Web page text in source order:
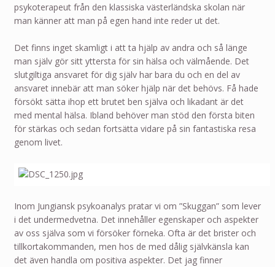
psykoterapeut från den klassiska västerländska skolan när
man känner att man på egen hand inte reder ut det.
Det finns inget skamligt i att ta hjälp av andra och så länge
man själv gör sitt yttersta för sin hälsa och välmående. Det
slutgiltiga ansvaret för dig själv har bara du och en del av
ansvaret innebär att man söker hjälp när det behövs. Få hade
försökt sätta ihop ett brutet ben själva och likadant är det
med mental hälsa. Ibland behöver man stöd den första biten
för stärkas och sedan fortsätta vidare på sin fantastiska resa
genom livet.
Inom Jungiansk psykoanalys pratar vi om ”Skuggan” som lever
i det undermedvetna. Det innehåller egenskaper och aspekter
av oss själva som vi försöker förneka. Ofta är det brister och
tillkortakommanden, men hos de med dålig självkänsla kan
det även handla om positiva aspekter. Det jag finner